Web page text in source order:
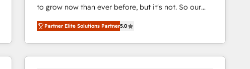
to grow now than ever before, but it's not. So our
focus is serving you, the person responsible for the
revenue number. We do that by bridging the gap
where agencies fail: combining GTM strategy with
technical execution to solve the right problem at the
Partner Elite Solutions Partner5.0